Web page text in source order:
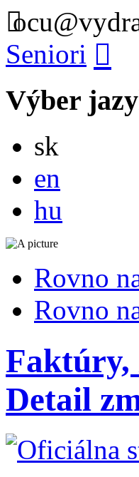
Seniori
Výber
sk
en
hu
Rovno
Rovno
Faktúry,
Detail